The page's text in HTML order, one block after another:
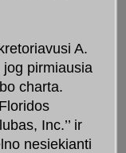
A.
pirmiausia
charta.
Inc.’’ ir
nesiekianti